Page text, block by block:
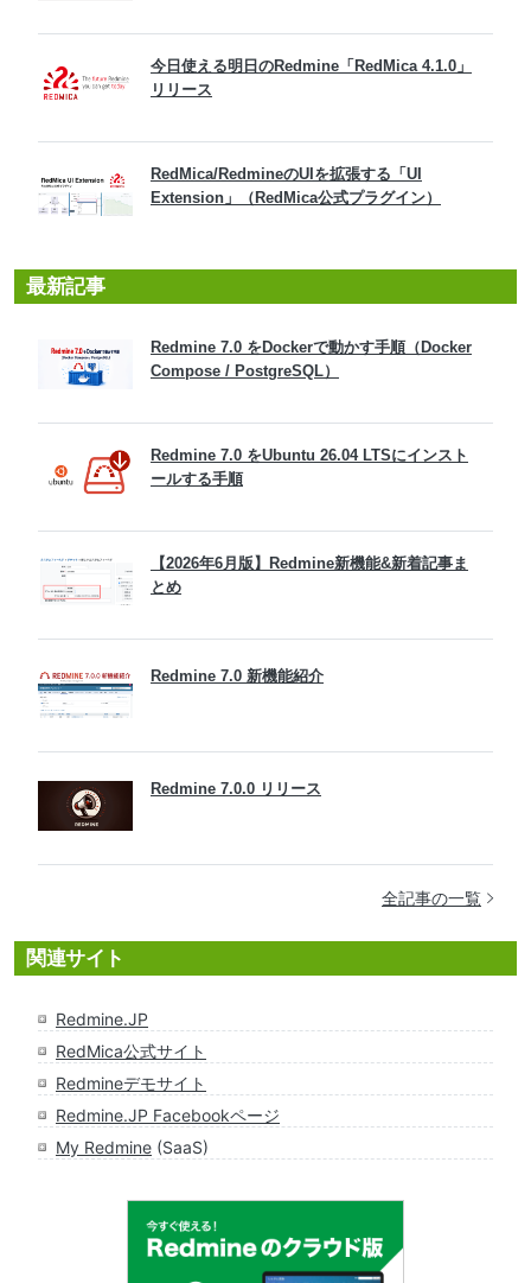
今日使える明日のRedmine「RedMica 4.1.0」
リリース
RedMica/RedmineのUIを拡張する「UI
Extension」（RedMica公式プラグイン）
最新記事
Redmine 7.0 をDockerで動かす手順（Docker
Compose / PostgreSQL）
Redmine 7.0 をUbuntu 26.04 LTSにインスト
ールする手順
【2026年6月版】Redmine新機能&新着記事ま
とめ
Redmine 7.0 新機能紹介
Redmine 7.0.0 リリース
全記事の一覧
関連サイト
Redmine.JP
RedMica公式サイト
Redmineデモサイト
Redmine.JP Facebookページ
My Redmine (SaaS)